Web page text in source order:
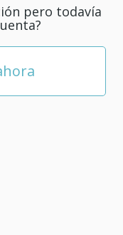
pero todavía